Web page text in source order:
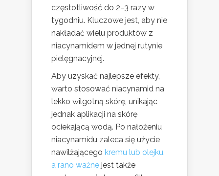
częstotliwość do 2–3 razy w
tygodniu. Kluczowe jest, aby nie
nakładać wielu produktów z
niacynamidem w jednej rutynie
pielęgnacyjnej.
Aby uzyskać najlepsze efekty,
warto stosować niacynamid na
lekko wilgotną skórę, unikając
jednak aplikacji na skórę
ociekającą wodą. Po nałożeniu
niacynamidu zaleca się użycie
nawilżającego kremu lub olejku,
a rano ważne jest także